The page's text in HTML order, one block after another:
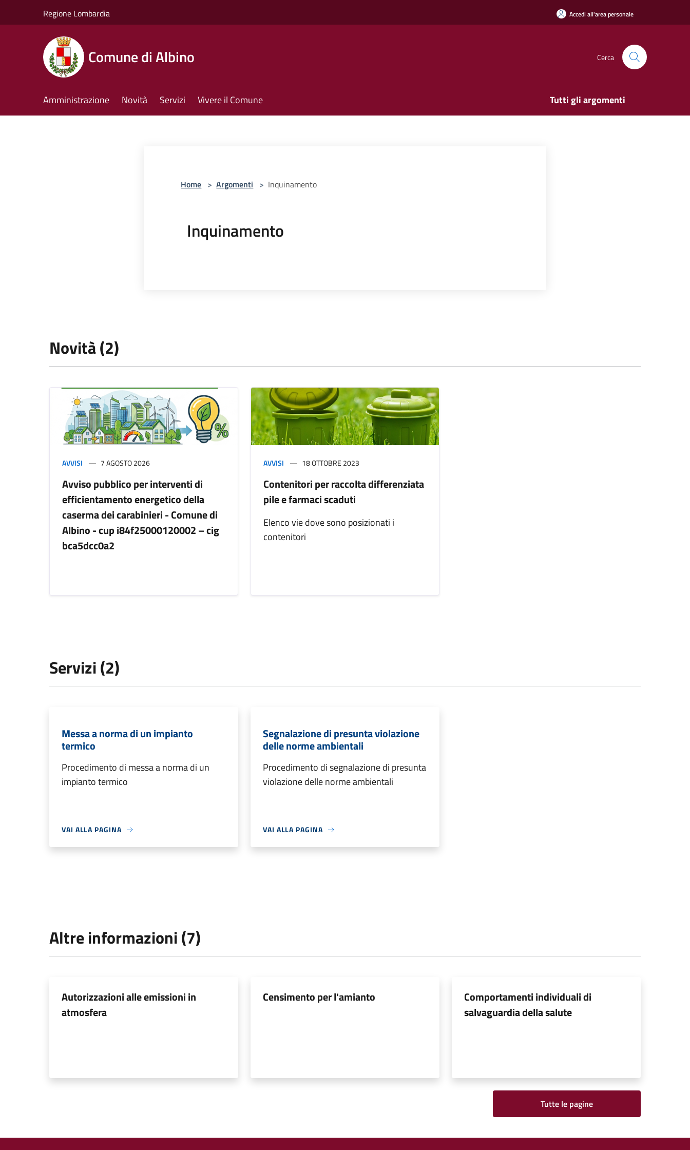
Regione Lombardia Accedi all'area personale
Comune di Albino Cerca
Amministrazione Novità Servizi Vivere il Comune Tutti gli argomenti
Home > Argomenti > Inquinamento
Inquinamento
Novità (2)
AVVISI 7 AGOSTO 2026
Avviso pubblico per interventi di
efficientamento energetico della
caserma dei carabinieri - Comune di
Albino - cup i84f25000120002 – cig
bca5dcc0a2
AVVISI 18 OTTOBRE 2023
Contenitori per raccolta differenziata
pile e farmaci scaduti
Elenco vie dove sono posizionati i
contenitori
Servizi (2)
Messa a norma di un impianto
termico
Procedimento di messa a norma di un
impianto termico
VAI ALLA PAGINA
Segnalazione di presunta violazione
delle norme ambientali
Procedimento di segnalazione di presunta
violazione delle norme ambientali
VAI ALLA PAGINA
Altre informazioni (7)
Autorizzazioni alle emissioni in
atmosfera
Censimento per l'amianto
Comportamenti individuali di
salvaguardia della salute
Tutte le pagine